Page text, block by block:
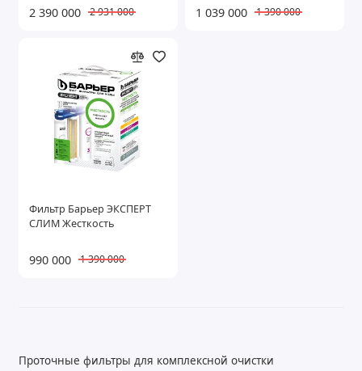
2 390 000 2 931 000 1 039 000 1 390 000
Фильтр Барьер ЭКСПЕРТ
СЛИМ Жесткость
990 000 1 390 000
Проточные фильтры для комплексной очистки